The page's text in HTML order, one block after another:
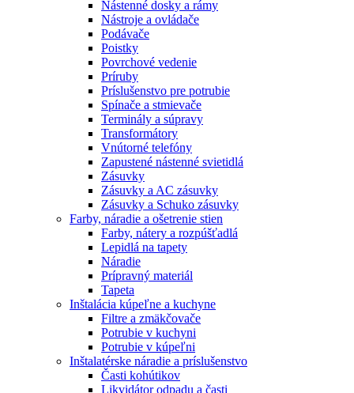
Nástenné dosky a rámy
Nástroje a ovládače
Podávače
Poistky
Povrchové vedenie
Príruby
Príslušenstvo pre potrubie
Spínače a stmievače
Terminály a súpravy
Transformátory
Vnútorné telefóny
Zapustené nástenné svietidlá
Zásuvky
Zásuvky a AC zásuvky
Zásuvky a Schuko zásuvky
Farby, náradie a ošetrenie stien
Farby, nátery a rozpúšťadlá
Lepidlá na tapety
Náradie
Prípravný materiál
Tapeta
Inštalácia kúpeľne a kuchyne
Filtre a zmäkčovače
Potrubie v kuchyni
Potrubie v kúpeľni
Inštalatérske náradie a príslušenstvo
Časti kohútikov
Likvidátor odpadu a časti